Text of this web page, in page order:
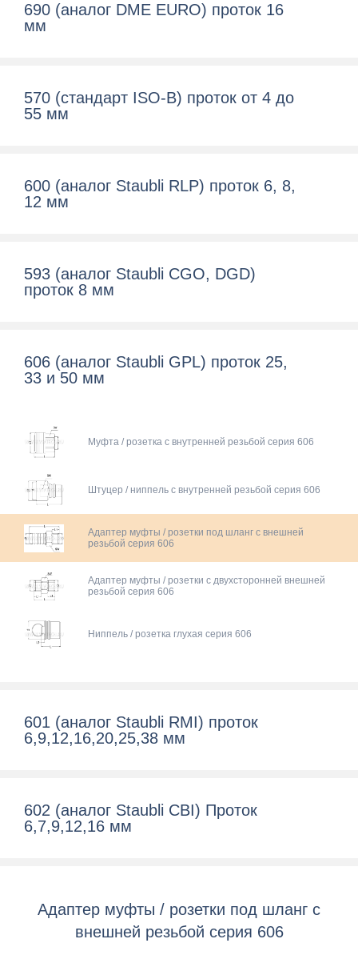
690 (аналог DME EURO) проток 16
мм
570 (cтандарт ISO-B) проток от 4 до
55 мм
600 (aналог Staubli RLP) проток 6, 8,
12 мм
593 (аналог Staubli CGO, DGD)
проток 8 мм
606 (аналог Staubli GPL) проток 25,
33 и 50 мм
Муфта / розетка с внутренней резьбой серия 606
Штуцер / ниппель с внутренней резьбой серия 606
Адаптер муфты / розетки под шланг с внешней
резьбой серия 606
Адаптер муфты / розетки c двухсторонней внешней
резьбой серия 606
Ниппель / розетка глухая серия 606
601 (аналог Staubli RMI) проток
6,9,12,16,20,25,38 мм
602 (аналог Staubli CBI) Проток
6,7,9,12,16 мм
Адаптер муфты / розетки под шланг с
внешней резьбой серия 606